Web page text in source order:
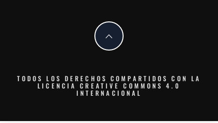
TODOS LOS DERECHOS COMPARTIDOS CON LA
LICENCIA CREATIVE COMMONS 4.0
INTERNACIONAL